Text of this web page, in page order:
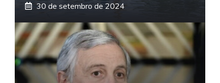
30 de setembro de 2024